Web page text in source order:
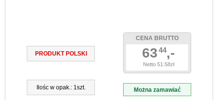
PRODUKT POLSKI
Ilośc w opak.: 1szt.
CENA BRUTTO
6344,-
Netto 51.58zł
Można zamawiać